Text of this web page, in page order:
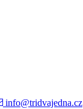
info@tridvajedna.cz